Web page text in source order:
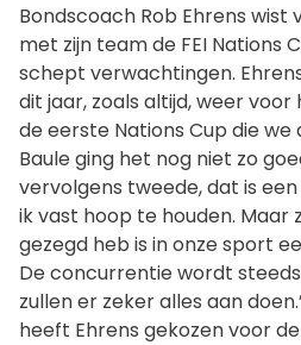
Bondscoach Rob Ehrens
met zijn team de FEI Nations
schept verwachtingen.
dit jaar, zoals altijd, weer
de eerste Nations Cup die we
Baule ging het nog niet zo
vervolgens tweede, dat is
ik vast hoop te houden. Maar
gezegd heb is in onze sport
De concurrentie wordt
zullen er zeker alles aan
heeft Ehrens gekozen voor